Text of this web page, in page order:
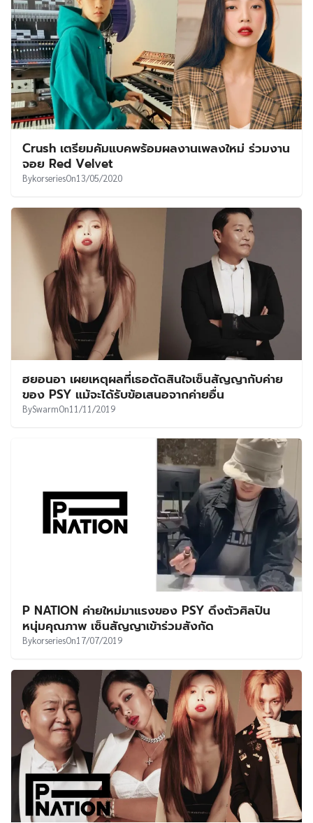
Crush เตรียมคัมแบคพร้อมผลงานเพลงใหม่ ร่วมงาน
จอย Red Velvet
BykorseriesOn13/05/2020
ฮยอนอา เผยเหตุผลที่เธอตัดสินใจเซ็นสัญญากับค่าย
ของ PSY แม้จะได้รับข้อเสนอจากค่ายอื่น
BySwarmOn11/11/2019
P NATION ค่ายใหม่มาแรงของ PSY ดึงตัวศิลปิน
หนุ่มคุณภาพ เซ็นสัญญาเข้าร่วมสังกัด
BykorseriesOn17/07/2019